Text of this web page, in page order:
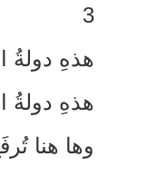
دولةُ المَوتَى
دولةُ الصَبّارِ
هنا تُرفَعُ